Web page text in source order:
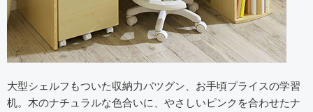
大型シェルフもついた収納力バツグン、お手頃プライスの学習
机。木のナチュラルな色合いに、やさしいピンクを合わせたナ